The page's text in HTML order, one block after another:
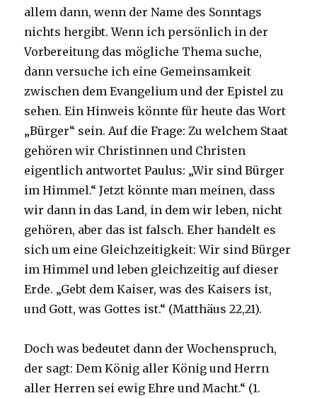
allem dann, wenn der Name des Sonntags
nichts hergibt. Wenn ich persönlich in der
Vorbereitung das mögliche Thema suche,
dann versuche ich eine Gemeinsamkeit
zwischen dem Evangelium und der Epistel zu
sehen. Ein Hinweis könnte für heute das Wort
„Bürger“ sein. Auf die Frage: Zu welchem Staat
gehören wir Christinnen und Christen
eigentlich antwortet Paulus: „Wir sind Bürger
im Himmel.“ Jetzt könnte man meinen, dass
wir dann in das Land, in dem wir leben, nicht
gehören, aber das ist falsch. Eher handelt es
sich um eine Gleichzeitigkeit: Wir sind Bürger
im Himmel und leben gleichzeitig auf dieser
Erde. „Gebt dem Kaiser, was des Kaisers ist,
und Gott, was Gottes ist.“ (Matthäus 22,21).
Doch was bedeutet dann der Wochenspruch,
der sagt: Dem König aller König und Herrn
aller Herren sei ewig Ehre und Macht.“ (1.